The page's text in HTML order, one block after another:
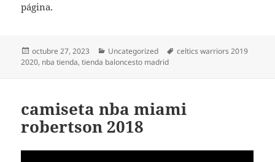
página.
Publicado
el
octubre 27, 2023 Categorías
Uncategorized Etiquetas
celtics warriors 2019
2020, nba tienda,tienda baloncesto madrid
camiseta nba miami
robertson 2018